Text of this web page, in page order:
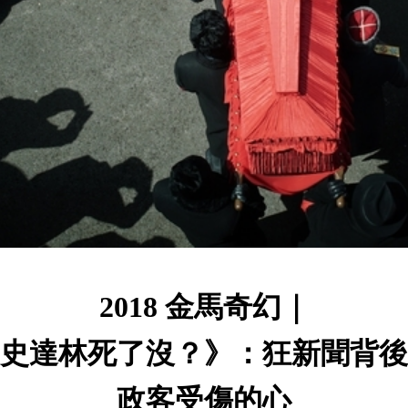
2018 金馬奇幻｜
達林死了沒？》：狂新聞背
政客受傷的心